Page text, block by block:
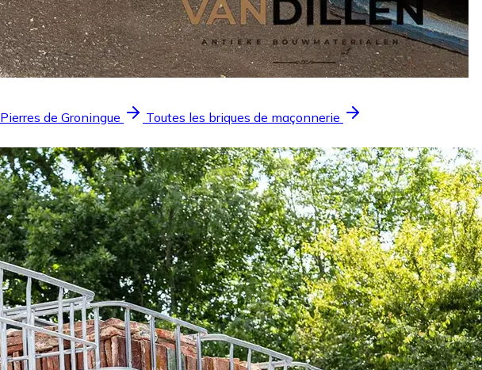
Pierres de Groningue
Toutes les briques de maçonnerie